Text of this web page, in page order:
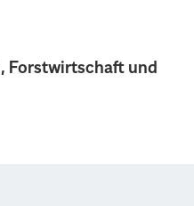
Forstwirtschaft und